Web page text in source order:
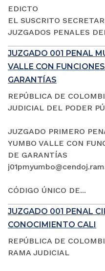
EDICTO
EL SUSCRITO
JUZGADOS PENALES
JUZGADO 001 PENAL
VALLE CON
GARANTÍAS
REPÚBLICA DE
JUDICIAL DEL PODER
JUZGADO PRIMERO
YUMBO VALLE CON
DE GARANTÍAS
CÓDIGO ÚNICO DE...
JUZGADO 001 PENAL
CONOCIMIENTO CALI
REPÚBLICA DE
RAMA JUDICIAL